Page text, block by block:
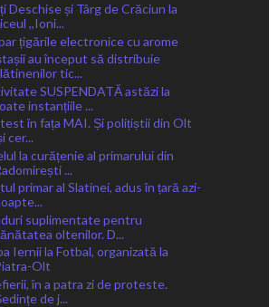
Deschise și Târg de Crăciun la
,,Ioni...
țigările electronice cu arome
au început să distribuie
tic...
SUSPENDATĂ astăzi la
instanțiile ...
în fața MAI. Și polițiștii din Olt
cer...
la curățenie al primarului din
...
primar al Slatinei, adus în țară azi-
suplimentate pentru
oltenilor. D...
Iernii la Fotbal, organizată la
Olt
în a patra zi de proteste.
de j...